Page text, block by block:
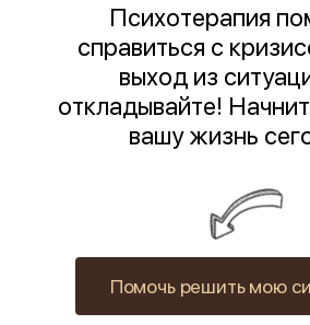
Психотерапия
справиться с
выход из
откладывайте!
вашу жизнь
Помочь решить мою